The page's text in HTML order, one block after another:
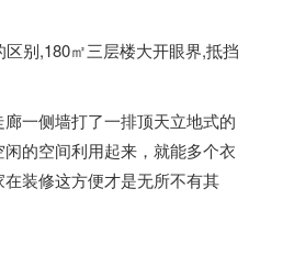
一侧墙打了一排顶天立地式的
的空间利用起来，就能多个衣
装修这方便才是无所不有其